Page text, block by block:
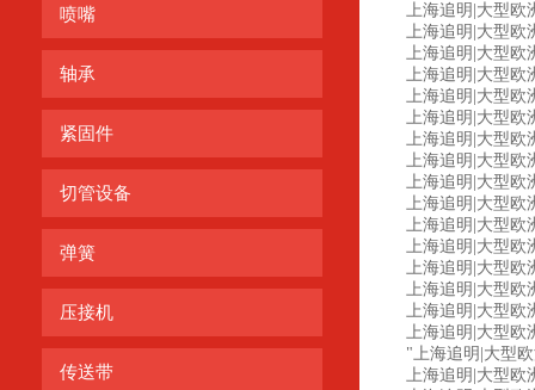
喷嘴
轴承
紧固件
切管设备
弹簧
压接机
传送带
上海追明|大型欧
上海追明|大型欧
上海追明|大型欧
上海追明|大型欧
上海追明|大型欧
上海追明|大型欧
上海追明|大型欧
上海追明|大型欧
上海追明|大型欧
上海追明|大型欧
上海追明|大型欧
上海追明|大型欧
上海追明|大型欧
上海追明|大型欧
上海追明|大型欧
上海追明|大型欧
"上海追明|大型
上海追明|大型欧